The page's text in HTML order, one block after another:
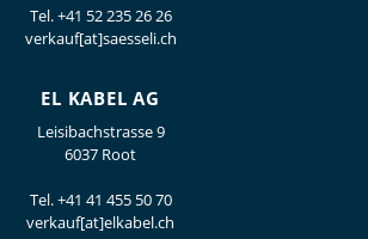
Tel.+41 52 235 26 26
verkauf[at]saesseli.ch
EL KABEL AG
Leisibachstrasse 9
6037 Root
Tel.+41 41 455 50 70
verkauf[at]elkabel.ch